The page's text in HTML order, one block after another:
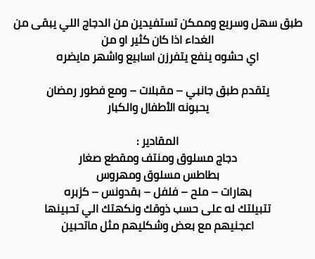
طبق سهل وسريع وممكن تستفيدين من الدجاج اللي يبقى من
الغداء اذا كان كثير او من
اي حشوه ينفع يتفرزن اسابيع واشهر مايضره
يتقدم طبق جانبي – مقبلات – ومع فطور رمضان
يحبونه الأطفال والكبار
المقادير :
دجاج مسلوق ومنتف ومقطع صغار
بطاطس مسلوق ومهروس
بهارات – ملح – فلفل – بقدونس – كزبره
تتبيلتك له على حسب ذوقك ونكهتك الي تحبينها
اعجنيهم مع بعض وشكليهم مثل ماتحبين